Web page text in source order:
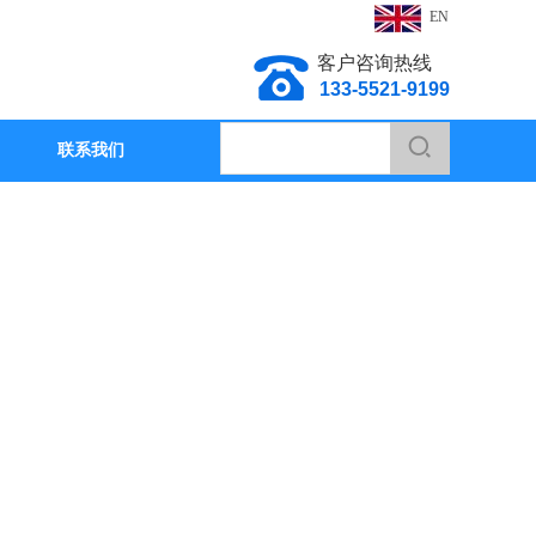
客户咨询热线
133-5521-9199
EN
联系我们